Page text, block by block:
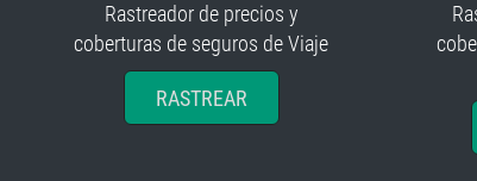
Rastreador de precios y
coberturas de seguros de Viaje
RASTREAR